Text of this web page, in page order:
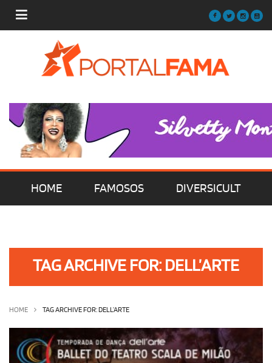
HOME FAMOSOS DIVERSICULT
OLHA ISSO! EU QUERO!
TAG ARCHIVE FOR: DELL’ARTE
HOME TAG ARCHIVE FOR: DELL’ARTE